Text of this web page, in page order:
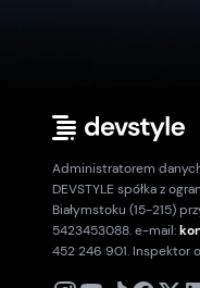
Administratorem
DEVSTYLE spółka z
Białymstoku (15-215)
5423453088. e-mail:
452 246 901. Inspektor